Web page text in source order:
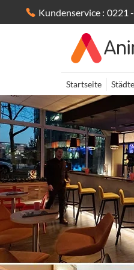
Kundenservice : 0221
Startseite